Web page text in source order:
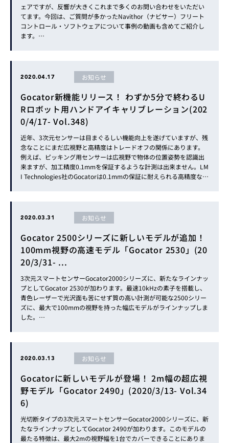
ェアですが、反響が大きくこれまで多くのお問い合わせをいただい
てます。今回は、ご質問が多かったNavithor（ナビサー）フリート
コントロール・ソフトウェアについて事例の動画も含めてご紹介し
ます。…
2020.04.17 お知らせ
Gocator新機能リリース！ わずか5分で終わるU
Rロボット用ハンドアイキャリブレーション(202
0/4/17- Vol.348)
近年、3次元センサーは目まぐるしい機能向上を遂げていますが、残
念なことにまだ広視野と高精度はトレードオフの関係にあります。
例えば、ピッキング用センサーは広視野で物体の位置姿勢を認識出
来ますが、加工精度0.1mmを保証するような計測は出来ません。LM
I Technologies社のGocatorは0.1mmの保証に耐えられる高精度な計
2020.03.31 お知らせ
Gocator 2500シリーズに新しいモデルが追加！
100mm視野の高速モデル「Gocator 2530」(20
20/3/31- ...
3次元スマートセンサーGocator2000シリーズに、新たなラインナッ
プとしてGocator 2530が加わります。最速10kHzの素子を搭載し、
青色レーザーで光沢面も苦にせず質の高い計測が可能な2500シリー
ズに、最大で100mmの視野を持った幅広モデルがラインナップしま
した。…
2020.03.13 お知らせ
Gocatorに新しいモデルが登場！ 2m幅の超広視
野モデル「Gocator 2490」(2020/3/13- Vol.34
6)
光切断タイプの3次元スマートセンサーGocator2000シリーズに、新
たなラインナップとしてGocator 2490が加わります。このモデルの
最たる特徴は、最大2mの視野幅を1台でカバーできることにありま